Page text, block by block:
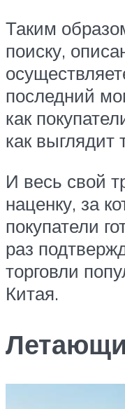
Таким
поиску,
последний
как
как выглядит
И весь свой
наценку, за
покупатели
раз
торговли
Китая.